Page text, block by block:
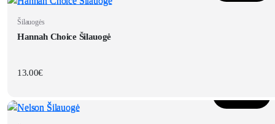
Šilauogės
Hannah Choice Šilauogė
13.00€